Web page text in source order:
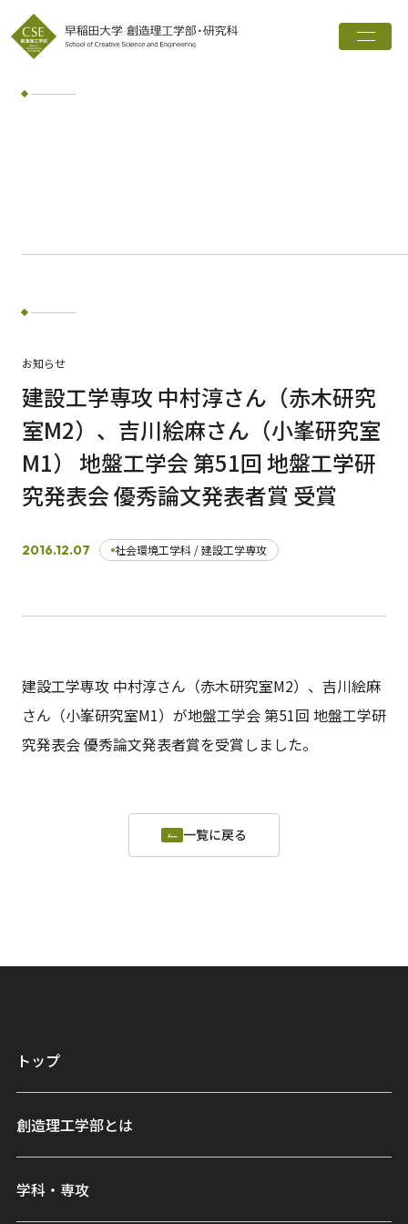
トップ
創造理工学部とは
ワード検索
検索
早稲田大学 早稲田大学 理工学術院
交通アクセス
入試情報
学費 奨学金
日本語 English
お知らせ
建設工学専攻 中村淳さん（赤木研究
室M2）、吉川絵麻さん（小峯研究室
M1） 地盤工学会 第51回 地盤工学研
究発表会 優秀論文発表者賞 受賞
2016.12.07 社会環境工学科 / 建設工学専攻
建設工学専攻 中村淳さん（赤木研究室M2）、吉川絵麻
さん（小峯研究室M1）が地盤工学会 第51回 地盤工学研
究発表会 優秀論文発表者賞を受賞しました。
一覧に戻る
トップ
創造理工学部とは
学科・専攻